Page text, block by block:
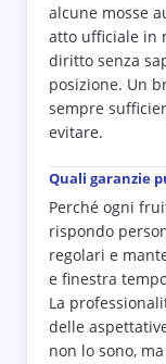
alcune mosse
atto ufficiale in
diritto senza
posizione. Un
sempre
evitare.
Quali garanzie
Perché ogni
rispondo
regolari e
e finestra
La
delle
non lo sono,